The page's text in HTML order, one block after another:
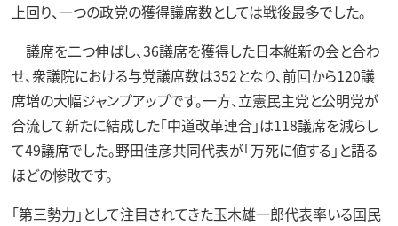
上回り、一つの政党の獲得議席数としては戦後最多でした。
議席を二つ伸ばし、36議席を獲得した日本維新の会と合わ
せ、衆議院における与党議席数は352となり、前回から120議
席増の大幅ジャンプアップです。一方、立憲民主党と公明党が
合流して新たに結成した「中道改革連合」は118議席を減らし
て49議席でした。野田佳彦共同代表が「万死に値する」と語る
ほどの惨敗です。
「第三勢力」として注目されてきた玉木雄一郎代表率いる国民